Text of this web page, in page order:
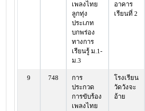
เพลงไทย
ลูกทุ่ง
ประเภท
บกพร่อง
ทางการ
เรียนรู้ ม.1-
ม.3
อาคาร
เรียนที่ 2
9 748
การ
ประกวด
การขับร้อง
เพลงไทย
โรงเรียน
วัดวังจะ
อ้าย